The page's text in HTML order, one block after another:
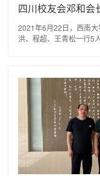
四川校友会邓和会
2021年6月22日，西南
洪、程超、王青松一行5